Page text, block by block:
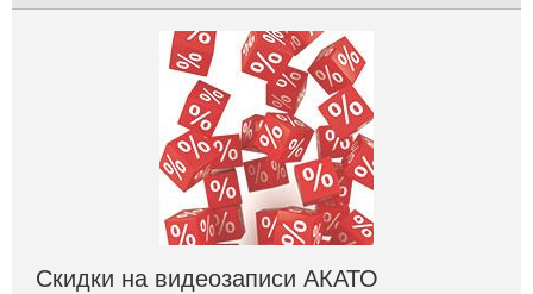
Скидки на видеозаписи АКАТО